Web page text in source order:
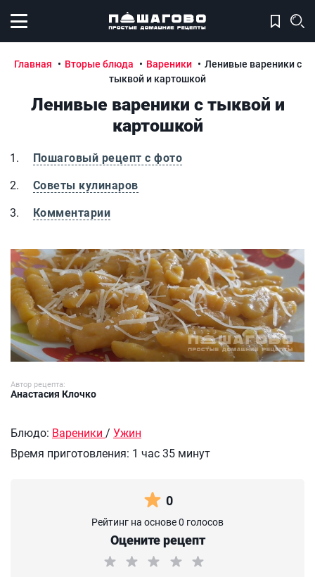
Открыть меню
Главная Вторые блюда Вареники
Ленивые вареники с
тыквой и картошкой
Ленивые вареники с тыквой и
картошкой
Пошаговый рецепт с фото
Советы кулинаров
Комментарии
Ленивые вареники с тыквой и картошкой
Автор рецепта:
Анастасия Клочко
Блюдо: Вареники / Ужин
Время приготовления: 1 час 35 минут
0
Рейтинг на основе 0 голосов
Оцените рецепт